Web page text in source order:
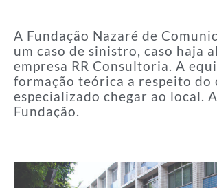
A Fundação Nazaré de
um caso de sinistro, caso haja
empresa RR Consultoria. A
formação teórica a respeito do
especializado chegar ao local.
Fundação.